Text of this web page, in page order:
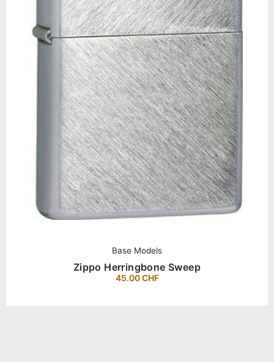
Base Models
Zippo Herringbone Sweep
45.00CHF